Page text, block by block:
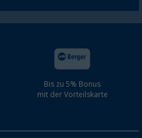
Bis zu 5% Bonus
mit der Vorteilskarte